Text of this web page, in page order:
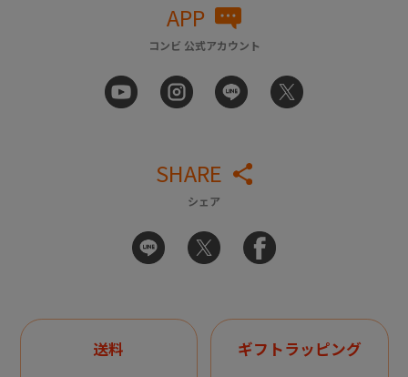
APP
コンビ 公式アカウント
SHARE
シェア
送料 ギフトラッピング